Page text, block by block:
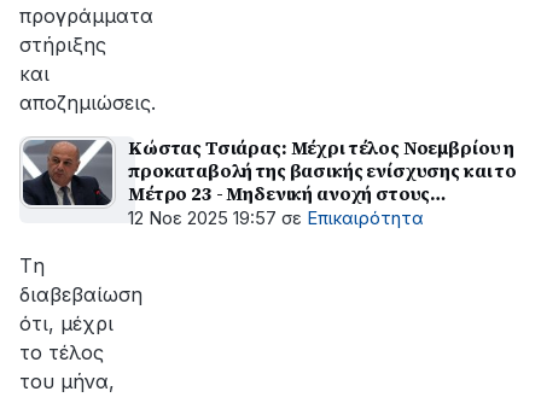
προγράμματα
στήριξης
και
αποζημιώσεις.
Κώστας Τσιάρας: Μέχρι τέλος Νοεμβρίου η
προκαταβολή της βασικής ενίσχυσης και το
Μέτρο 23 - Μηδενική ανοχή στους
παράνομους εμβολιασμούς
12 Νοε 2025 19:57 σε Επικαιρότητα
Tη
διαβεβαίωση
ότι, μέχρι
το τέλος
του μήνα,